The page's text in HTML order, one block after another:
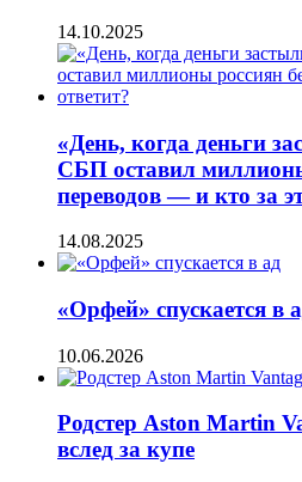
14.10.2025
«День, когда деньги
СБП оставил
переводов — и кто за
14.08.2025
«Орфей» спускается в
10.06.2026
Родстер Aston Martin
вслед за купе